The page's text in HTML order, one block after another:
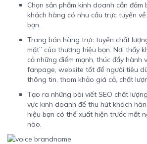
Chọn sản phẩm kinh doanh cần
khách hàng có nhu cầu trực tuyến
bạn.
Trang bán hàng trực tuyến chất
mặt” của thương hiệu bạn. Nơi thấy
cả những điểm mạnh, thúc đẩy hành
fanpage, website tốt để người tiêu
thông tin, tham khảo giá cả, chất
Tạo ra những bài viết SEO chất
vực kinh doanh để thu hút khách
hiệu bạn có thể xuất hiện trước mắt
nào.